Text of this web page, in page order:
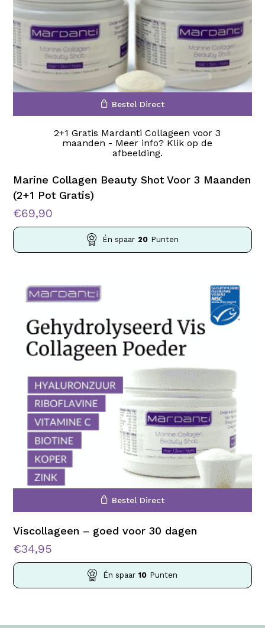
Bestel Direct
2+1 Gratis Mardanti Collageen voor 3
maanden - Meer info? Klik op de
afbeelding.
Marine Collagen Beauty Shot Voor 3 Maanden
(2+1 Pot Gratis)
€69,90
Én spaar 20 Punten
Bestel Direct
Viscollageen – goed voor 30 dagen
€34,95
Én spaar 10 Punten